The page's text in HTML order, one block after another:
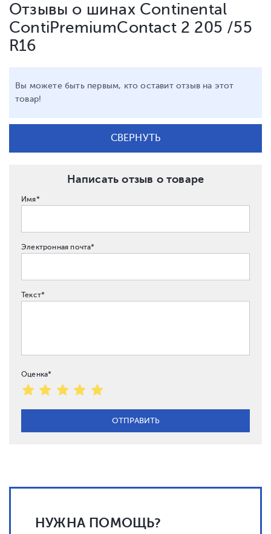
Отзывы о шинах Continental
ContiPremiumContact 2 205 /55
R16
Вы можете быть первым, кто оставит отзыв на этот
товар!
СВЕРНУТЬ
Написать отзыв о товаре
Имя*
Электронная почта*
Текст*
Оценка*
НУЖНА ПОМОЩЬ?